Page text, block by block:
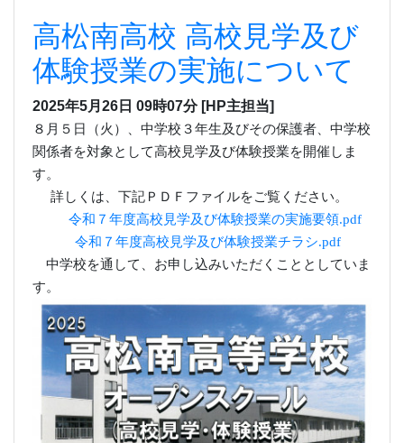
中学校を通して、お申し込みいただくこととしていま
す。